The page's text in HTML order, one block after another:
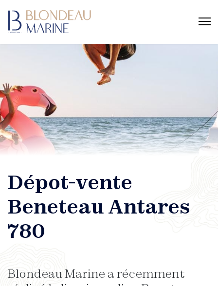
Dépot-vente
Beneteau Antares
780
Blondeau Marine a récemment